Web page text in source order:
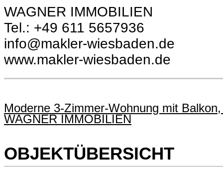
WAGNER IMMOBILIEN
Tel.: +49 611 5657936
info@makler-wiesbaden.de
www.makler-wiesbaden.de
Moderne 3-Zimmer-Wohnung mit
WAGNER IMMOBILIEN
OBJEKTÜBERSICHT